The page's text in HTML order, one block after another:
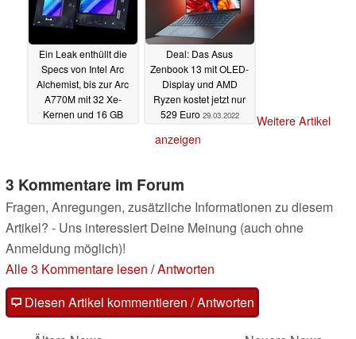
Ein Leak enthüllt die
Specs von Intel Arc
Alchemist, bis zur Arc
A770M mit 32 Xe-
Kernen und 16 GB
Deal: Das Asus
Zenbook 13 mit OLED-
Display und AMD
Ryzen kostet jetzt nur
529 Euro 29.03.2022
Weitere Artikel
anzeigen
3 Kommentare im Forum
Fragen, Anregungen, zusätzliche Informationen zu diesem
Artikel? - Uns interessiert Deine Meinung (auch ohne
Anmeldung möglich)!
Alle 3 Kommentare lesen /Antworten
Diesen Artikel kommentieren / Antworten